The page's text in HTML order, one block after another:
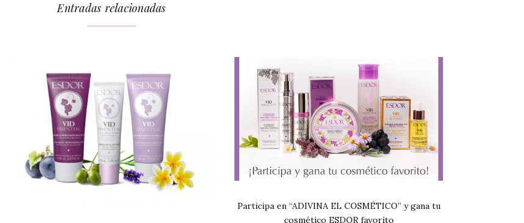
Entradas relacionadas
Participa en “ADIVINA EL COSMÉTICO” y gana tu
cosmético ESDOR favorito